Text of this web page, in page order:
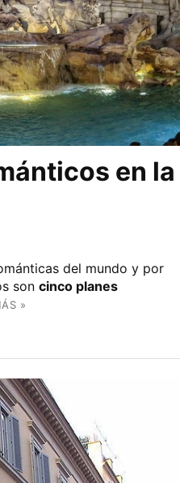
en la
del mundo y por
son cinco planes
»